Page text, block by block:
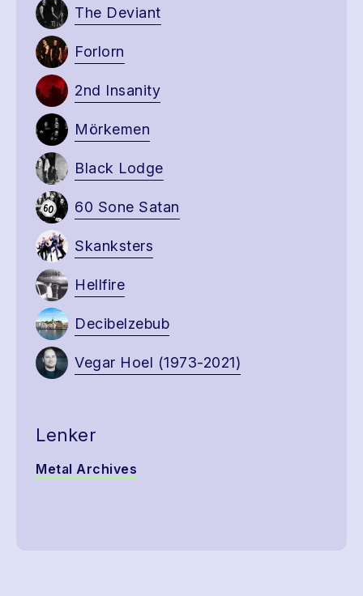
The Deviant
Forlorn
2nd Insanity
Mörkemen
Black Lodge
60 Sone Satan
Skanksters
Hellfire
Decibelzebub
Vegar Hoel (1973-2021)
Lenker
Metal Archives